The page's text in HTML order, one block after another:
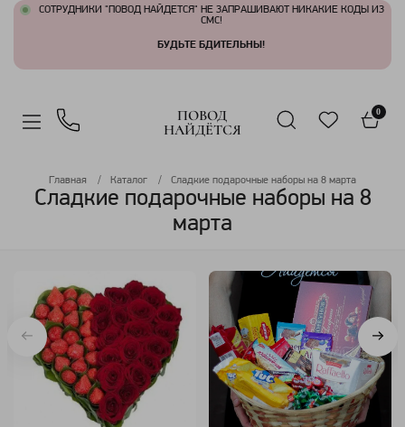
СОТРУДНИКИ "ПОВОД НАЙДЕТСЯ" НЕ ЗАПРАШИВАЮТ НИКАКИЕ КОДЫ ИЗ
СМС!
БУДЬТЕ БДИТЕЛЬНЫ!
ПОВОД
НАЙДЁТСЯ
0
Главная Каталог Сладкие подарочные наборы на 8 марта
Сладкие подарочные наборы на 8
марта